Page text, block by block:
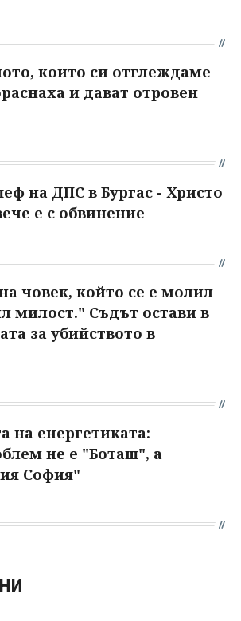
които си отглеждаме
и дават отровен
на ДПС в Бургас - Христо
е с обвинение
човек, който се е молил
милост." Съдът остави в
за убийството в
на енергетиката:
не е "Боташ", а
София"